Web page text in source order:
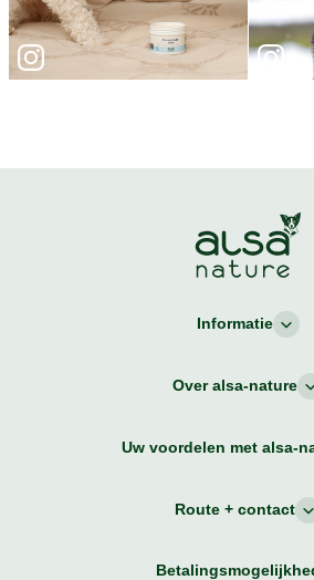
Informatie
Over alsa-nature
Uw voordelen met alsa-
Route + contact